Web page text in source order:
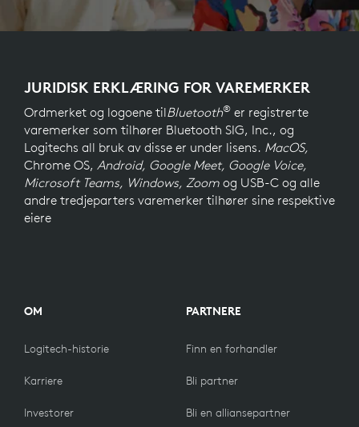
JURIDISK ERKLÆRING FOR VAREMERKER
Ordmerket og logoene tilBluetooth® er registrerte
varemerker som tilhører Bluetooth SIG, Inc., og
Logitechs all bruk av disse er under lisens. MacOS,
Chrome OS, Android, Google Meet, Google Voice,
Microsoft Teams, Windows, Zoom og USB-C og alle
andre tredjeparters varemerker tilhører sine respektive
eiere
OM
Logitech-historie
Karriere
Investorer
PARTNERE
Finn en forhandler
Bli partner
Bli en alliansepartner